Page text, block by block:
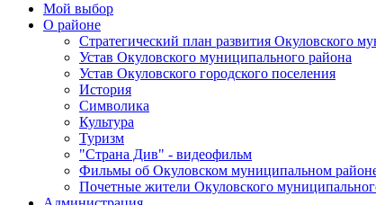
Мой выбор
О районе
Стратегический план развития Окуловского
Устав Окуловского муниципального района
Устав Окуловского городского поселения
История
Символика
Культура
Туризм
"Страна Див" - видеофильм
Фильмы об Окуловском муниципальном
Почетные жители Окуловского